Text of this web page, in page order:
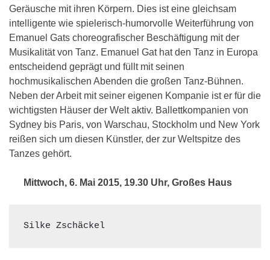
Geräusche mit ihren Körpern. Dies ist eine gleichsam
intelligente wie spielerisch-humorvolle Weiterführung von
Emanuel Gats choreografischer Beschäftigung mit der
Musikalität von Tanz. Emanuel Gat hat den Tanz in Europa
entscheidend geprägt und füllt mit seinen
hochmusikalischen Abenden die großen Tanz-Bühnen.
Neben der Arbeit mit seiner eigenen Kompanie ist er für die
wichtigsten Häuser der Welt aktiv. Ballettkompanien von
Sydney bis Paris, von Warschau, Stockholm und New York
reißen sich um diesen Künstler, der zur Weltspitze des
Tanzes gehört.
Mittwoch, 6. Mai 2015, 19.30 Uhr, Großes Haus
Silke Zschäckel